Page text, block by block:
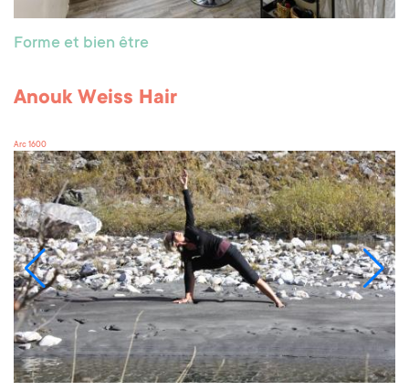
Forme et bien être
Anouk Weiss Hair
Arc 1600